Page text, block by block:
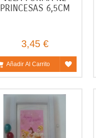
PRINCESAS 6,5CM
3,45 €
Añadir Al Carrito